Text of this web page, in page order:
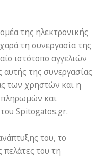
της ηλεκτρονικής
τη συνεργασία της
ιστότοπο αγγελιών
της συνεργασίας
των χρηστών και η
και
Spitogatos.gr.
του, το
του τη